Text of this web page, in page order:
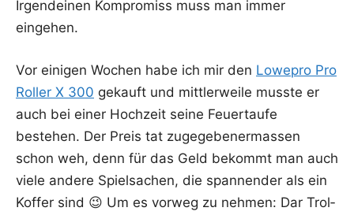
Irgend­ei­nen Kom­pro­miss muss man immer
eingehen.
Vor eini­gen Wochen habe ich mir den Lowe­pro Pro
Rol­ler X 300 gekauft und mitt­ler­wei­le muss­te er
auch bei einer Hoch­zeit sei­ne Feu­er­tau­fe
bestehen. Der Preis tat zuge­ge­be­ner­mas­sen
schon weh, denn für das Geld bekommt man auch
vie­le ande­re Spiel­sa­chen, die span­nen­der als ein
Kof­fer sind 😉 Um es vor­weg zu neh­men: Dar Trol­